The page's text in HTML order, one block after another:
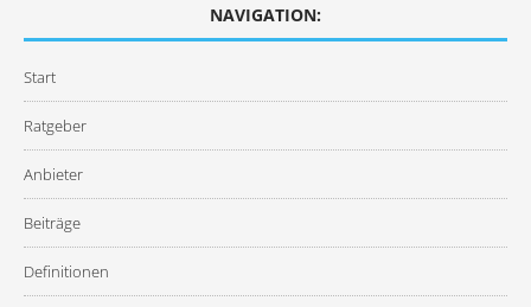
NAVIGATION:
Start
Ratgeber
Anbieter
Beiträge
Definitionen